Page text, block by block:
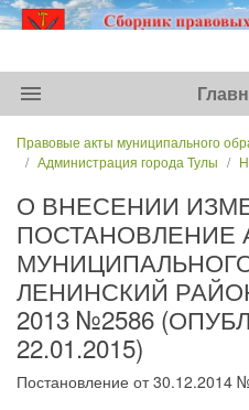
menu
Правовые акты муниципального
Администрация города Тулы
О ВНЕСЕНИИ
ПОСТАНОВЛЕНИЕ
ЛЕНИНСКИЙ
2013 №2586
22.01.2015)
Постановление от 30.12.2014